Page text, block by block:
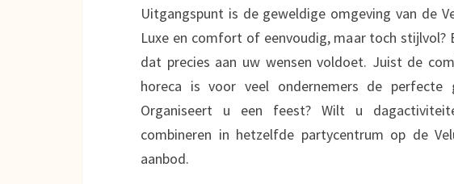
Uitgangspunt is de geweldige omgeving van de
Luxe en comfort of eenvoudig, maar toch
dat precies aan uw wensen voldoet. Juist de
horeca is voor veel ondernemers de perfecte
Organiseert u een feest? Wilt u
combineren in hetzelfde partycentrum op de
aanbod.